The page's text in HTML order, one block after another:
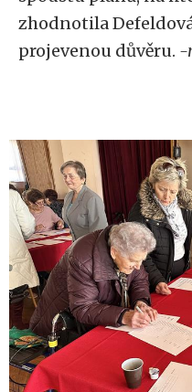
zhodnotila
projevenou důvěru. -